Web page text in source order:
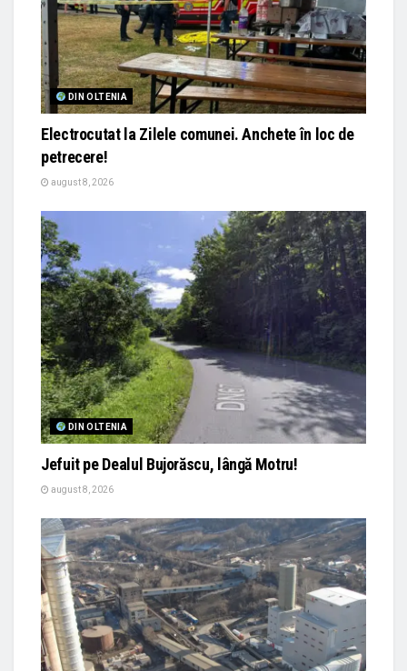
DIN OLTENIA
Electrocutat la Zilele comunei. Anchete în loc de
petrecere!
august 8, 2026
DIN OLTENIA
Jefuit pe Dealul Bujorăscu, lângă Motru!
august 8, 2026